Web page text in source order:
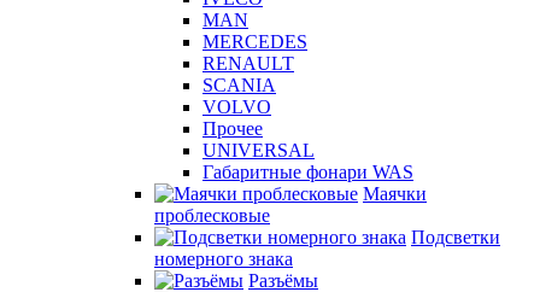
MAN
MERCEDES
RENAULT
SCANIA
VOLVO
Прочее
UNIVERSAL
Габаритные фонари WAS
Маячки
проблесковые
Подсветки
номерного знака
Разъёмы